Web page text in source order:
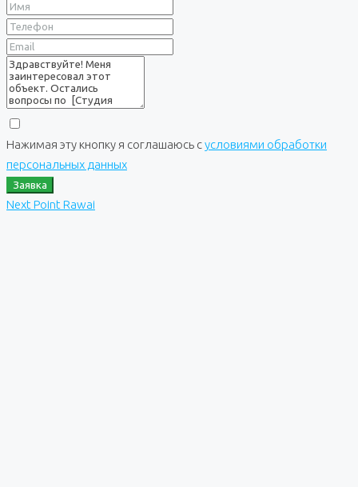
Нажимая эту кнопку я соглашаюсь сусловиями обработки
персональных данных
Заявка
Next Point Rawai